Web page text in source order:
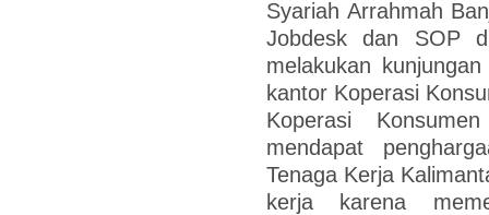
Syariah Arrahmah
Jobdesk dan SOP
melakukan
kantor Koperasi
Koperasi
mendapat
Tenaga Kerja
kerja karena